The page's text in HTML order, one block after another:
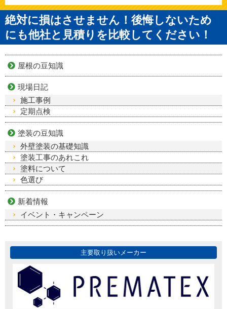
絶対に損はさせません！後悔しないため
にも他社と見積りを比較してください！
屋根の豆知識
現場日記
施工事例
定期点検
塗装の豆知識
外壁塗装の基礎知識
塗装工事のあれこれ
塗料について
色選び
新着情報
イベント・キャンペーン
主要取り扱いメーカー